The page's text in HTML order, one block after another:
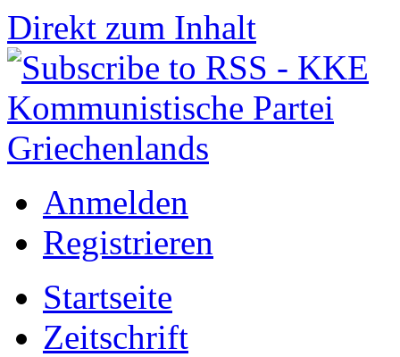
Direkt zum Inhalt
Anmelden
Registrieren
Startseite
Zeitschrift